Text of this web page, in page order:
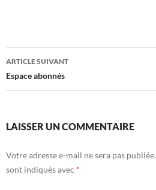
Navigation
des
ARTICLE SUIVANT
Espace abonnés
LAISSER UN COMMENTAIRE
Votre adresse e-mail ne sera pas publiée.
sont indiqués avec *